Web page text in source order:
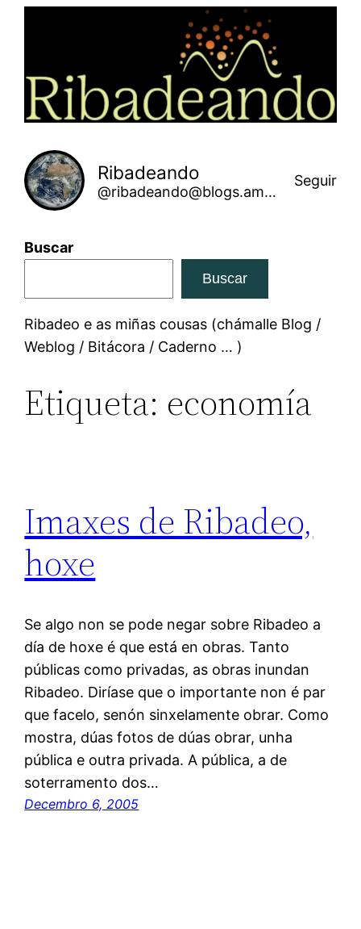
Ribadeando
@ribadeando@blogs.amarinha.gal
Seguir
Buscar
Buscar
Ribadeo e as miñas cousas (chámalle Blog /
Weblog / Bitácora / Caderno … )
Etiqueta: economía
Imaxes de Ribadeo,
hoxe
Se algo non se pode negar sobre Ribadeo a
día de hoxe é que está en obras. Tanto
públicas como privadas, as obras inundan
Ribadeo. Diríase que o importante non é par
que facelo, senón sinxelamente obrar. Como
mostra, dúas fotos de dúas obrar, unha
pública e outra privada. A pública, a de
soterramento dos…
Decembro 6, 2005